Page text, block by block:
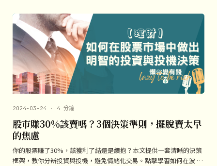
2024-03-24 · 4 分鐘
股市賺30%該賣嗎？3個決策準則，擺脫賣太早
的焦慮
你的股票賺了30%，該獲利了結還是續抱？本文提供一套清晰的決策
框架，教你分辨投資與投機，避免情緒化交易。點擊學習如何在波 …